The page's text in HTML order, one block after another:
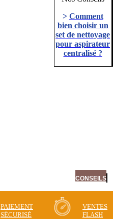
> Comment
bien choisir un
set de nettoyage
pour aspirateur
centralisé ?
CONSEILS
PAIEMENT
SÉCURISÉ
VENTES
FLASH